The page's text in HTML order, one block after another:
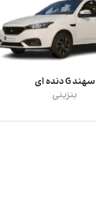
سهند G دنده ای
بنزینی